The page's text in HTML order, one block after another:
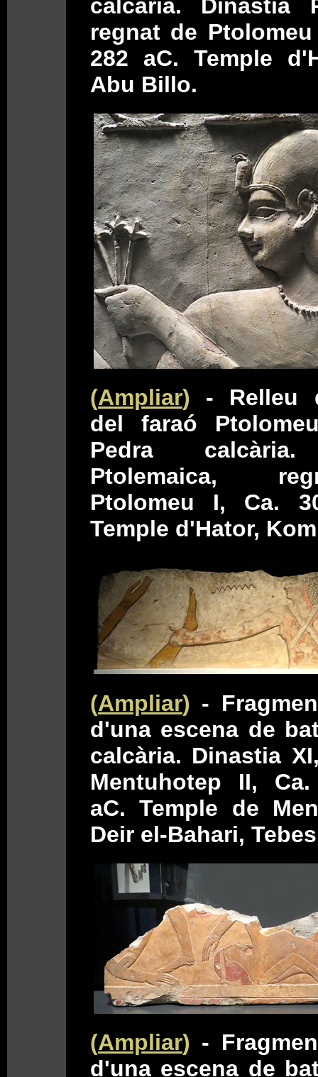
calcària. Dinastia
regnat de
282 aC. Temple
Abu Billo.
(Ampliar)
- Relleu
del faraó
Pedra calcària.
Ptolemaica,
Ptolomeu I, Ca.
Temple d'Hator,
(Ampliar) -
d'una escena de
calcària. Dinastia
Mentuhotep II, Ca.
aC. Temple de
Deir el-Bahari,
(Ampliar) -
d'una escena de